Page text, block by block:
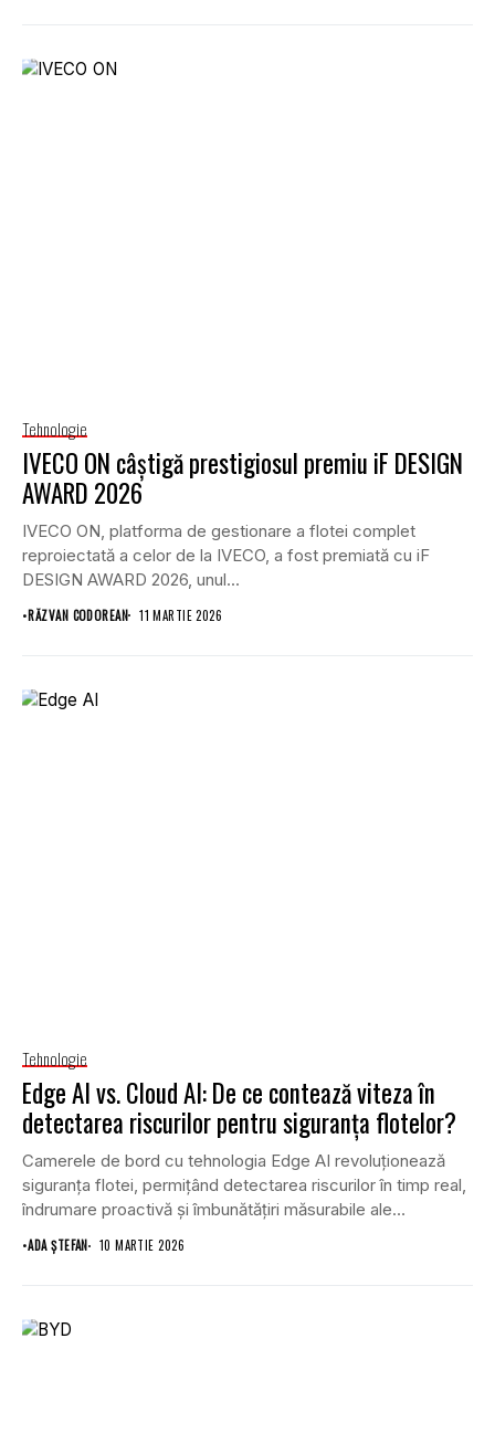
Tehnologie
IVECO ON câștigă prestigiosul premiu iF DESIGN
AWARD 2026
IVECO ON, platforma de gestionare a flotei complet
reproiectată a celor de la IVECO, a fost premiată cu iF
DESIGN AWARD 2026, unul...
•RĂZVAN CODOREAN 11 MARTIE 2026
Tehnologie
Edge AI vs. Cloud AI: De ce contează viteza în
detectarea riscurilor pentru siguranța flotelor?
Camerele de bord cu tehnologia Edge AI revoluționează
siguranța flotei, permițând detectarea riscurilor în timp real,
îndrumare proactivă și îmbunătățiri măsurabile ale
rentabilității...
•ADA ȘTEFAN 10 MARTIE 2026